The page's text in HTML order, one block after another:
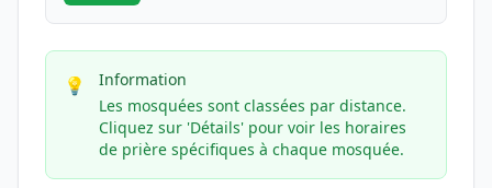
💡
Information
Les mosquées sont classées par distance.
Cliquez sur 'Détails' pour voir les horaires
de prière spécifiques à chaque mosquée.